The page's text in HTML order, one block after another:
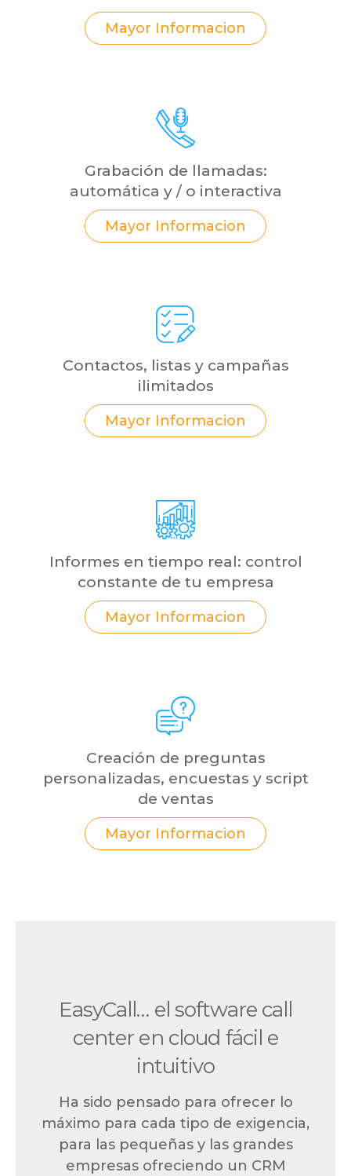
Mayor Informacion
Grabación de llamadas:
automática y / o interactiva
Mayor Informacion
Contactos, listas y campañas
ilimitados
Mayor Informacion
Informes en tiempo real: control
constante de tu empresa
Mayor Informacion
Creación de preguntas
personalizadas, encuestas y script
de ventas
Mayor Informacion
EasyCall… el software call
center en cloud fácil e
intuitivo
Ha sido pensado para ofrecer lo
máximo para cada tipo de exigencia,
para las pequeñas y las grandes
empresas ofreciendo un CRM